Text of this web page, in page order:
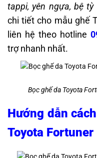
tappi, yên ngựa, bệ tỳ
chi tiết cho mẫu ghế
liên hệ theo hotline
trợ nhanh nhất.
Bọc ghế da Toyota
Hướng dẫn
Toyota Fortuner